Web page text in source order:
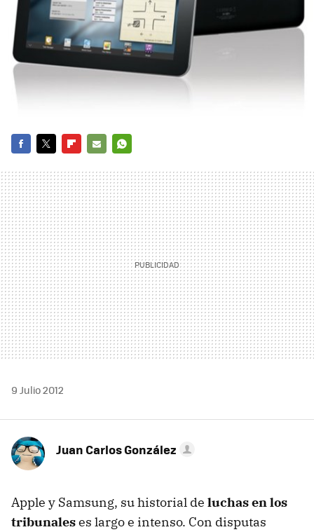
MAIL
9 Julio 2012
Juan Carlos González
Apple y Samsung, su historial de luchas en los
tribunaleses largo e intenso. Con disputas